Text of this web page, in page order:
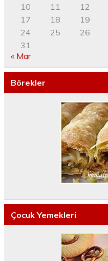
10
11 12
17
18 19
24
25 26
31
« Mar
Börekler
Çocuk Yemekleri